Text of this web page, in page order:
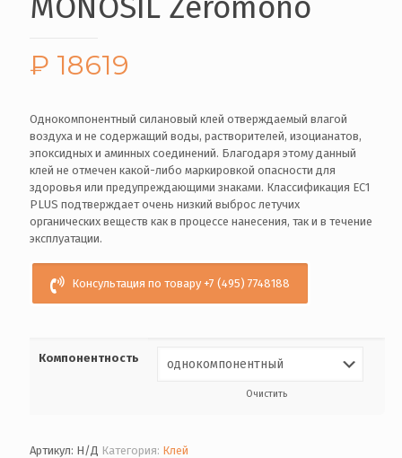
₽ 18619
Однокомпонентный силановый клей отверждаемый влагой
воздуха и не содержащий воды, растворителей, изоцианатов,
эпоксидных и аминных соединений. Благодаря этому данный
клей не отмечен какой-либо маркировкой опасности для
здоровья или предупреждающими знаками. Классификация ЕС1
PLUS подтверждает очень низкий выброс летучих
органических веществ как в процессе нанесения, так и в течение
эксплуатации.
Консультация по товару +7 (495) 7748188
Компонентность
Очистить
Артикул: Н/Д Категория: Клей